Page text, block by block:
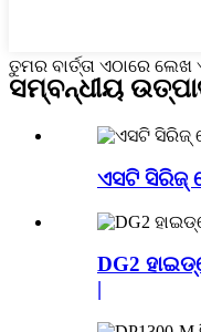
ତୁମର ବାର୍ତ୍ତା ଏଠାରେ
ସମ୍ବନ୍ଧୀୟ
ଏସଟି ସିରିଜ୍
DG2
|